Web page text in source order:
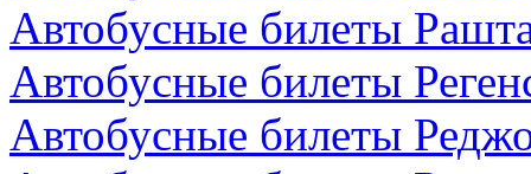
Автобусные билеты
Автобусные билеты
Автобусные билеты